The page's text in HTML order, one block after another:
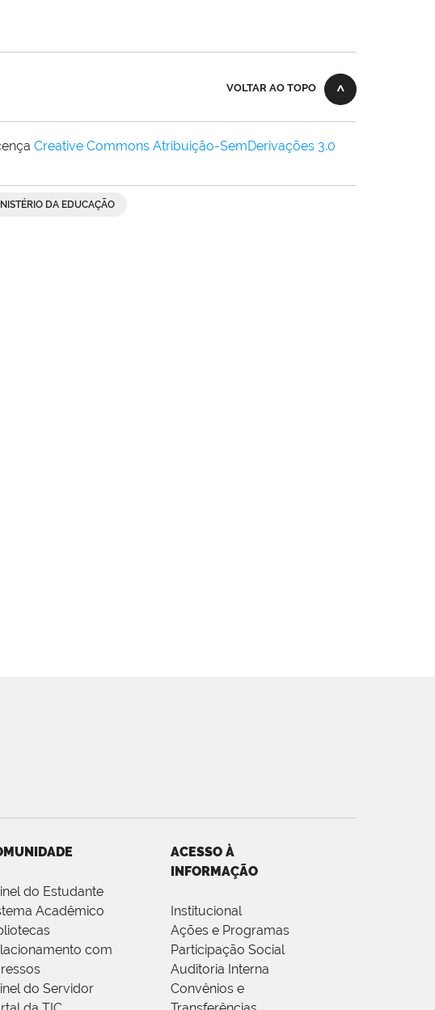
VOLTAR AO TOPO
Creative Commons Atribuição-SemDerivações 3.0
DA EDUCAÇÃO
do Estudante
Acadêmico
com
do Servidor
ACESSO À
INFORMAÇÃO
Institucional
Ações e Programas
Participação Social
Auditoria Interna
Convênios e